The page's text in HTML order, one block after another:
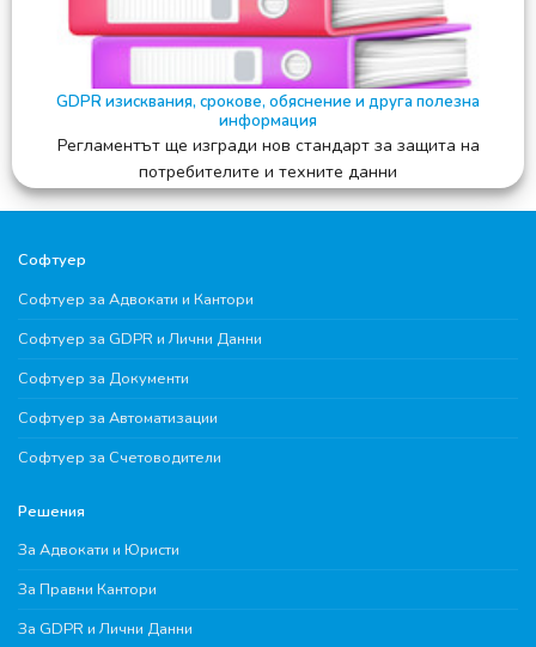
GDPR изисквания, срокове, обяснение и друга полезна
информация
Регламентът ще изгради нов стандарт за защита на
потребителите и техните данни
Софтуер
Софтуер за Адвокати и Кантори
Софтуер за GDPR и Лични Данни
Софтуер за Документи
Софтуер за Автоматизации
Софтуер за Счетоводители
Решения
За Адвокати и Юристи
За Правни Кантори
За GDPR и Лични Данни